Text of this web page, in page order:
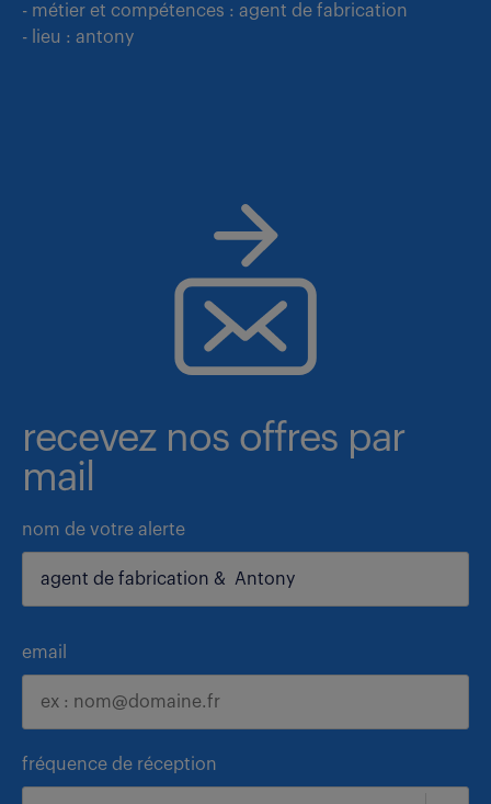
- métier et compétences : agent de fabrication
- lieu : antony
recevez nos offres par
mail
nom de votre alerte
email
fréquence de réception